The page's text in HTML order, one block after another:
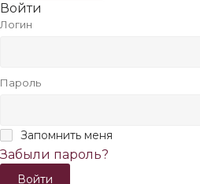
Войти
Логин
Пароль
Запомнить меня
Забыли пароль?